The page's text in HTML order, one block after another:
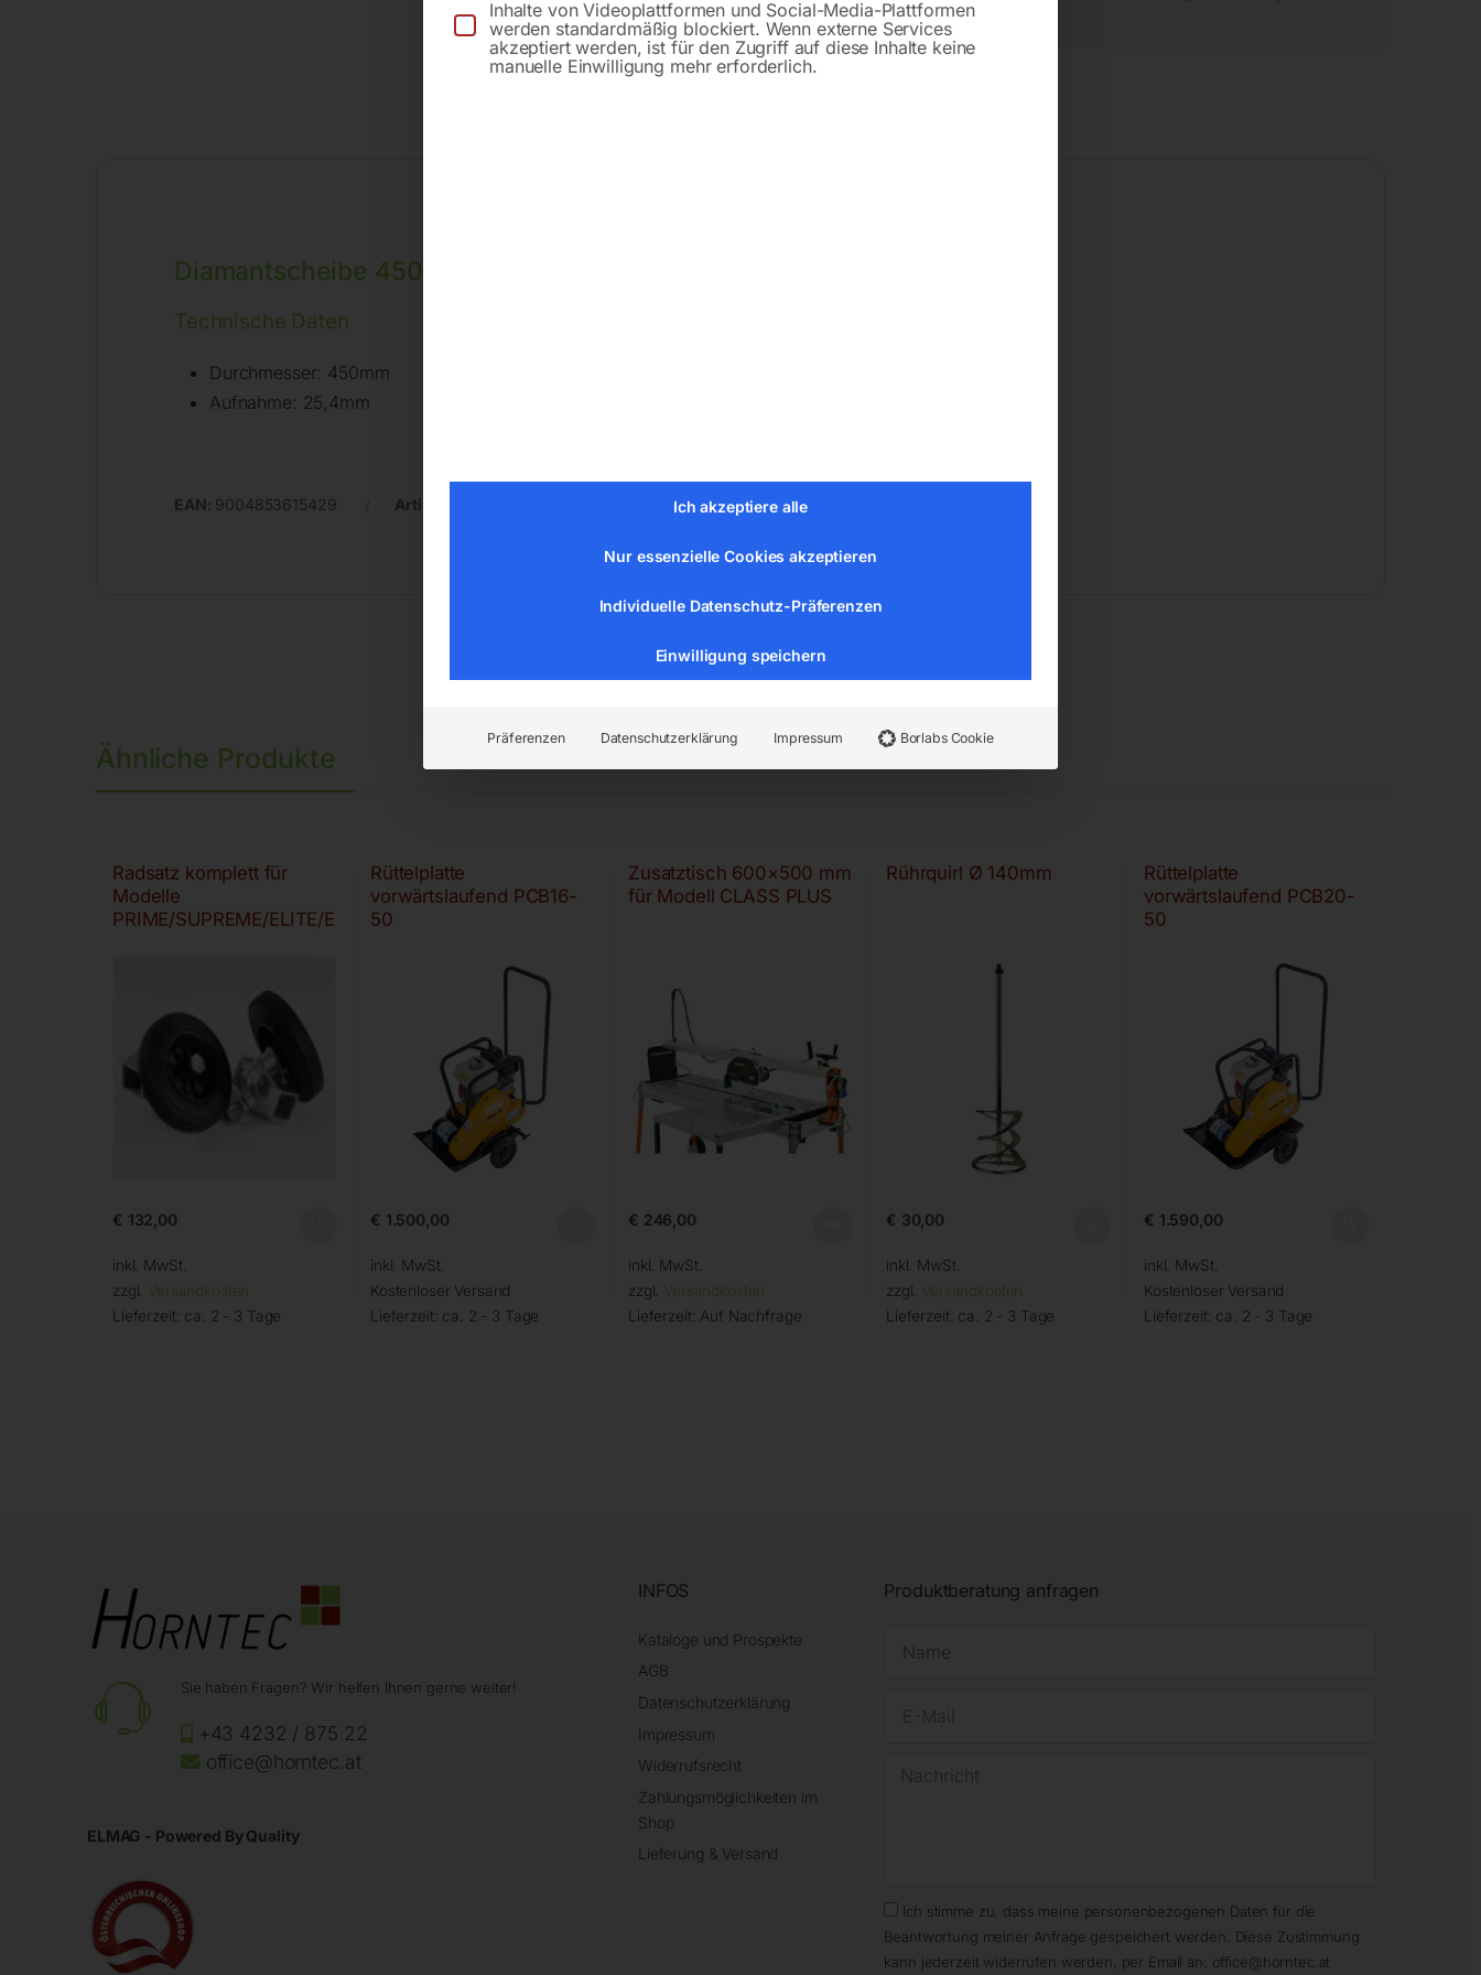
Diamantscheibe 450 mm
Technische Daten
Durchmesser: 450mm
Aufnahme: 25,4mm
EAN: 9004853615429 Artikelnummer: Kategorien:Bodenbearbeitung
Ähnliche Produkte
Radsatz komplett für
Modelle
PRIME/SUPREME/ELITE/E
€ 132,00
inkl. MwSt.
zzgl. Versandkosten
Lieferzeit: ca. 2 - 3 Tage
Rüttelplatte
vorwärtslaufend PCB16-
50
€ 1.500,00
inkl. MwSt.
Kostenloser Versand
Lieferzeit: ca. 2 - 3 Tage
Zusatztisch 600×500 mm
für Modell CLASS PLUS
€ 246,00
inkl. MwSt.
zzgl. Versandkosten
Lieferzeit: Auf Nachfrage
Rührquirl Ø 140mm
€ 30,00
inkl. MwSt.
zzgl. Versandkosten
Lieferzeit: ca. 2 - 3 Tage
Rüttelplatte
vorwärtslaufend PCB20-
50
€ 1.590,00
inkl. MwSt.
Kostenloser Versand
Lieferzeit: ca. 2 - 3 Tage
Sie haben Fragen? Wir helfen Ihnen gerne weiter!
+43 4232 / 875 22
office@horntec.at
ELMAG - Powered By Quality
INFOS
Kataloge und Prospekte
AGB
Datenschutzerklärung
Impressum
Widerrufsrecht
Zahlungsmöglichkeiten im
Shop
Lieferung & Versand
Produktberatung anfragen
Ich stimme zu, dass meine personenbezogenen Daten für die
Beantwortung meiner Anfrage gespeichert werden. Diese Zustimmung
kann jederzeit widerrufen werden, per Email an: office@horntec.at
Inhalte von Videoplattformen und Social-Media-Plattformen
werden standardmäßig blockiert. Wenn externe Services
akzeptiert werden, ist für den Zugriff auf diese Inhalte keine
manuelle Einwilligung mehr erforderlich.
Ich akzeptiere alle
Nur essenzielle Cookies akzeptieren
Individuelle Datenschutz-Präferenzen
Einwilligung speichern
Präferenzen Datenschutzerklärung Impressum Borlabs Cookie